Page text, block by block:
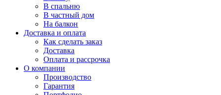
В спальню
В частный дом
На балкон
Доставка и оплата
Как сделать заказ
Доставка
Оплата и рассрочка
О компании
Производство
Гарантия